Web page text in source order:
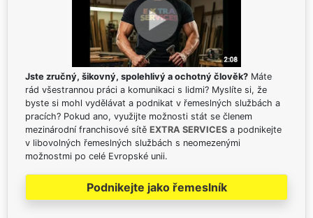
Jste zručný, šikovný, spolehlivý a ochotný člověk? Máte
rád všestrannou práci a komunikaci s lidmi? Myslíte si, že
byste si mohl vydělávat a podnikat v řemeslných službách a
pracích? Pokud ano, využijte možnosti stát se členem
mezinárodní franchisové sítě EXTRA SERVICES a podnikejte
v libovolných řemeslných službách s neomezenými
možnostmi po celé Evropské unii.
Podnikejte jako řemeslník